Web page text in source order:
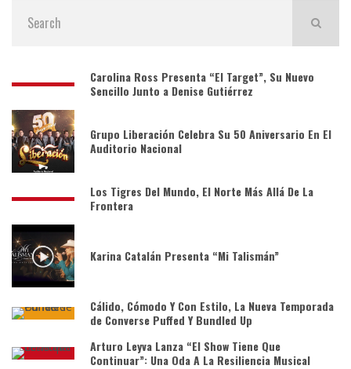
Carolina Ross Presenta “El Target”, Su Nuevo
Sencillo Junto a Denise Gutiérrez
Grupo Liberación Celebra Su 50 Aniversario En El
Auditorio Nacional
Los Tigres Del Mundo, El Norte Más Allá De La
Frontera
Karina Catalán Presenta “Mi Talismán”
Cálido, Cómodo Y Con Estilo, La Nueva Temporada
de Converse Puffed Y Bundled Up
Arturo Leyva Lanza “El Show Tiene Que
Continuar”: Una Oda A La Resiliencia Musical